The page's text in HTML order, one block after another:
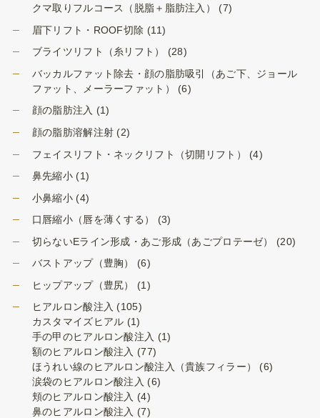
クマ取りフルコース（脱脂＋脂肪注入）
(7)
眉下リフト・ROOF切除 (11)
ブライツリフト（糸リフト）
(28)
バッカルファット除去・顔の脂肪吸引（あご下、ジョール
ファット、メーラーファット）
(6)
顔の脂肪注入 (1)
顔の脂肪溶解注射 (2)
フェイスリフト・ネックリフト（切開リフト）
(4)
鼻先縮小(1)
小鼻縮小(4)
口唇縮小（唇を薄くする）
(3)
切らないEライン形成・あご形成（あごプロテーゼ）
(20)
バストアップ（豊胸）
(6)
ヒップアップ（豊尻）
(1)
ヒアルロン酸注入 (105)
カスタマイズヒアル (1)
手の甲のヒアルロン酸注入 (1)
額のヒアルロン酸注入 (77)
ほうれい線のヒアルロン酸注入（貴族フィラー）
(6)
涙袋のヒアルロン酸注入 (6)
頬のヒアルロン酸注入 (4)
鼻のヒアルロン酸注入 (7)